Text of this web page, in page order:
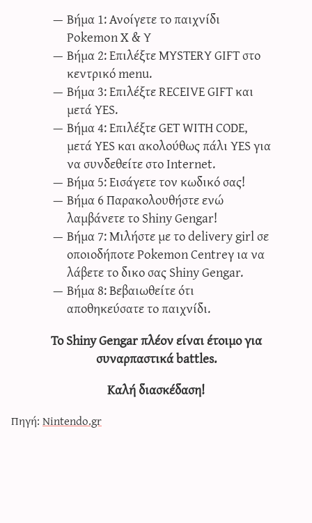
Βήμα 1: Ανοίγετε το παιχνίδι
Pokemon X & Y
Βήμα 2: Επιλέξτε MYSTERY GIFT στο
κεντρικό menu.
Βήμα 3: Επιλέξτε RECEIVE GIFT και
μετά YES.
Βήμα 4: Επιλέξτε GET WITH CODE,
μετά YES και ακολούθως πάλι YES για
να συνδεθείτε στο Internet.
Βήμα 5: Εισάγετε τον κωδικό σας!
Βήμα 6 Παρακολουθήστε ενώ
λαμβάνετε το Shiny Gengar!
Βήμα 7: Μιλήστε με το delivery girl σε
οποιοδήποτε Pokemon Centreγ ια να
λάβετε το δικο σας Shiny Gengar.
Βήμα 8: Βεβαιωθείτε ότι
αποθηκεύσατε το παιχνίδι.
Το Shiny Gengar πλέον είναι έτοιμο για
συναρπαστικά battles.
Καλή διασκέδαση!
Πηγή:Nintendo.gr